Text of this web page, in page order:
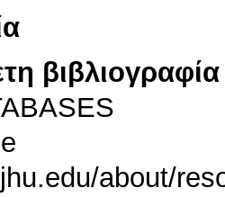
βιβλιογραφία
about/